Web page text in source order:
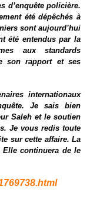
d’enquête policière.
été dépêchés à
sont aujourd’hui
été entendus par la
aux standards
son rapport et ses
internationaux
Je sais bien
Saleh et le soutien
Je vous redis toute
sur cette affaire. La
Elle continuera de le